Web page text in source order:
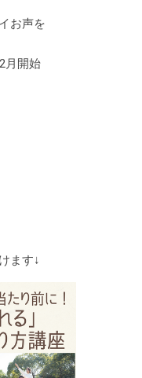
お声を
月開始
ます↓